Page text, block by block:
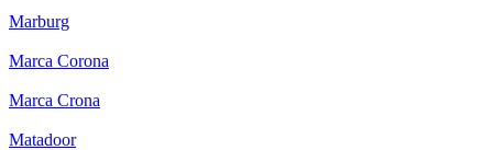
Marburg
Marca Corona
Marca Crona
Matadoor